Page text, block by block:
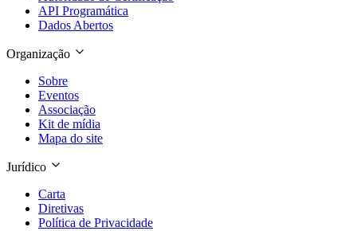
API Programática
Dados Abertos
Organização
Sobre
Eventos
Associação
Kit de mídia
Mapa do site
Jurídico
Carta
Diretivas
Política de Privacidade